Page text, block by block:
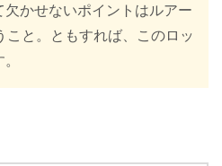
かせないポイントはルアー
と。ともすれば、このロッ